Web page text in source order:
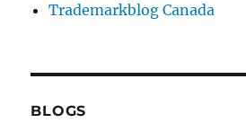
Trademarkblog Canada
BLOGS